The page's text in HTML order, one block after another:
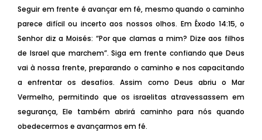
Seguir em frente é avançar em fé, mesmo quando o caminho
parece difícil ou incerto aos nossos olhos. Em Êxodo 14:15, o
Senhor diz a Moisés: “Por que clamas a mim? Dize aos filhos
de Israel que marchem”. Siga em frente confiando que Deus
vai à nossa frente, preparando o caminho e nos capacitando
a enfrentar os desafios. Assim como Deus abriu o Mar
Vermelho, permitindo que os israelitas atravessassem em
segurança, Ele também abrirá caminho para nós quando
obedecermos e avançarmos em fé.